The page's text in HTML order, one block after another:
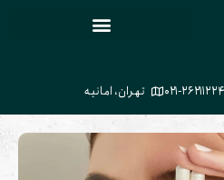
۰۲۱-۲۶۲۱۱۲۲۴ تهران، امانیه